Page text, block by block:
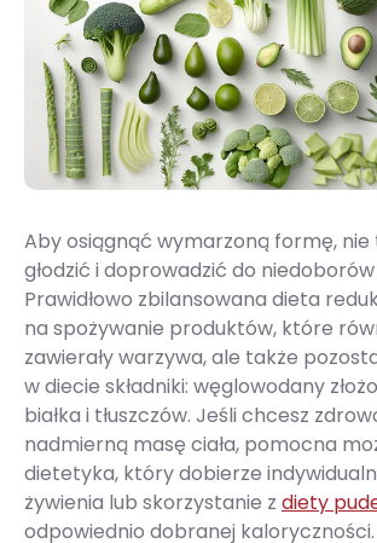
Aby osiągnąć wymarzoną formę, nie
głodzić i doprowadzić do
Prawidłowo zbilansowana dieta
na spożywanie produktów, które
zawierały warzywa, ale także
w diecie składniki: węglowodany
białka i tłuszczów. Jeśli chcesz
nadmierną masę ciała, pomocna
dietetyka, który dobierze
żywienia lub skorzystanie z diety
odpowiednio dobranej kaloryczności.